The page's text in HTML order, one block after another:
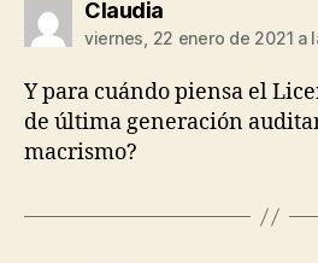
Claudiadice:
viernes, 22 enero de 2021 a
Y para cuándo piensa el
de última generación
macrismo?